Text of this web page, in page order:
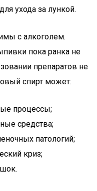
ухода за лункой.
с алкоголем.
пока ранка не
препаратов не
спирт может:
процессы;
средства;
патологий;
криз;